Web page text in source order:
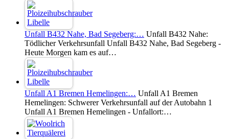
Unfall B432 Nahe, Bad Segeberg:… Unfall B432 Nahe:
Tödlicher Verkehrsunfall Unfall B432 Nahe, Bad Segeberg -
Heute Morgen kam es auf…
Unfall A1 Bremen Hemelingen:… Unfall A1 Bremen
Hemelingen: Schwerer Verkehrsunfall auf der Autobahn 1
Unfall A1 Bremen Hemelingen - Unfallort:…